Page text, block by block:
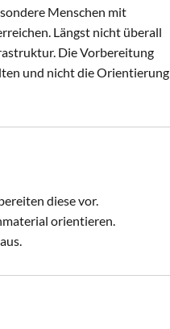
Menschen mit
Längst nicht überall
Die Vorbereitung
und nicht die Orientierung
diese vor.
orientieren.